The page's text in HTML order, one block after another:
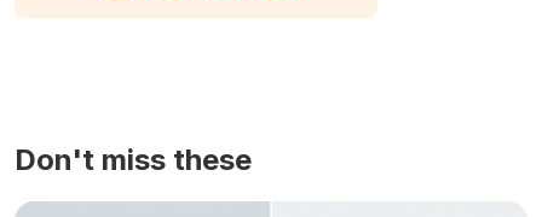
Don't miss these